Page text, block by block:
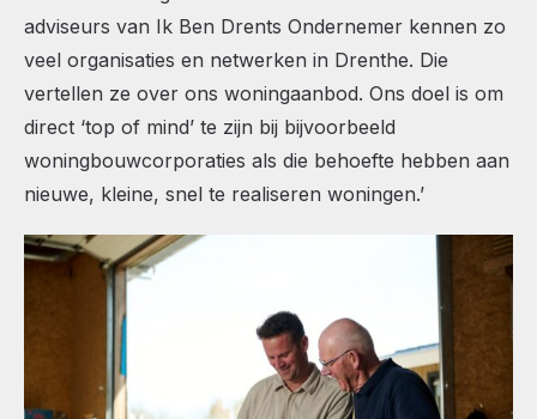
adviseurs van Ik Ben Drents Ondernemer kennen zo
veel organisaties en netwerken in Drenthe. Die
vertellen ze over ons woningaanbod. Ons doel is om
direct ‘top of mind’ te zijn bij bijvoorbeeld
woningbouwcorporaties als die behoefte hebben aan
nieuwe, kleine, snel te realiseren woningen.’